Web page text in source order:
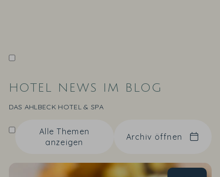
HOTEL NEWS IM BLOG
DAS AHLBECK HOTEL & SPA
Alle Themen
anzeigen
Archiv öffnen